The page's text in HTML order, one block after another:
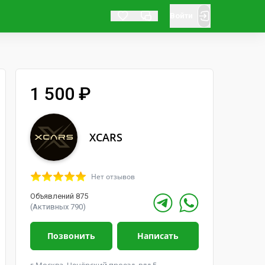
1 500 ₽
XCARS
Нет отзывов
Объявлений 875
(Активных 790)
Позвонить Написать